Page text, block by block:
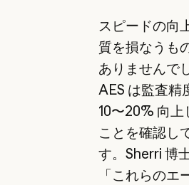
スピードの向
質を損なうも
ありませんで
AES は監査精
10〜20% 向上
ことを確認し
す。Sherri 博
「これらのエ